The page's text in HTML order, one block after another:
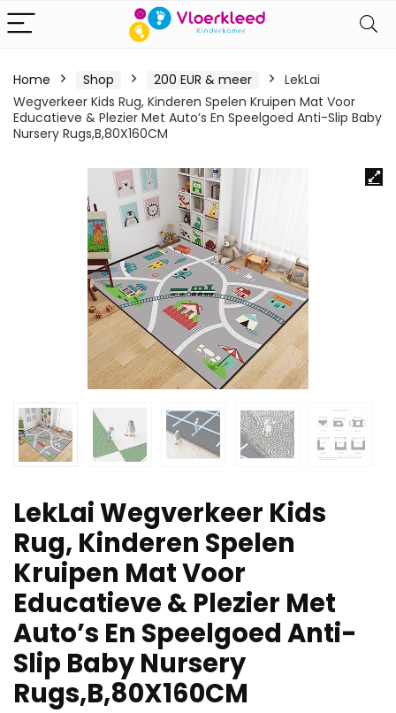
Home Shop 200 EUR & meer
LekLai
Wegverkeer Kids Rug, Kinderen Spelen Kruipen Mat Voor
Educatieve & Plezier Met Auto’s En Speelgoed Anti-Slip Baby
Nursery Rugs,B,80X160CM
LekLai Wegverkeer Kids
Rug, Kinderen Spelen
Kruipen Mat Voor
Educatieve & Plezier Met
Auto’s En Speelgoed Anti-
Slip Baby Nursery
Rugs,B,80X160CM